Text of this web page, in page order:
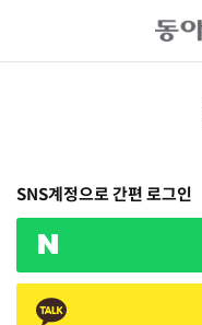
SNS계정으로 간편 로그인